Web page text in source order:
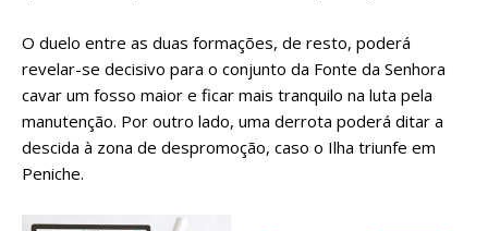
O duelo entre as duas formações, de resto, poderá
revelar-se decisivo para o conjunto da Fonte da Senhora
cavar um fosso maior e ficar mais tranquilo na luta pela
manutenção. Por outro lado, uma derrota poderá ditar a
descida à zona de despromoção, caso o Ilha triunfe em
Peniche.